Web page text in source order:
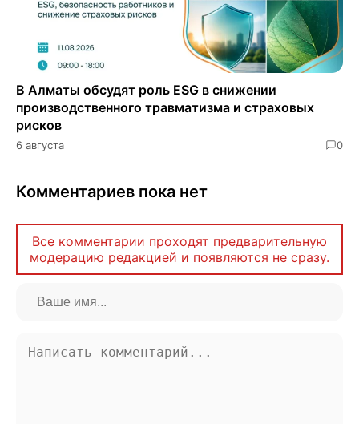
В Алматы обсудят роль ESG в снижении
производственного травматизма и страховых
рисков
6 августа 0
Комментариев пока нет
Все комментарии проходят предварительную
модерацию редакцией и появляются не сразу.